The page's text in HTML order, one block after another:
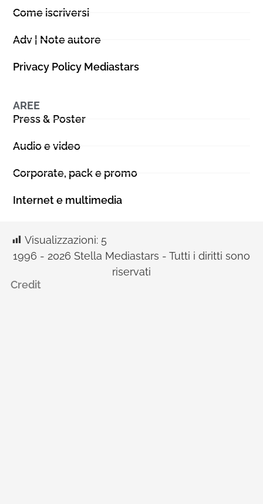
Come iscriversi
Adv | Note autore
Privacy Policy Mediastars
AREE
Press & Poster
Audio e video
Corporate, pack e promo
Internet e multimedia
Visualizzazioni: 5
1996 - 2026 Stella Mediastars - Tutti i diritti sono
riservati
Credit